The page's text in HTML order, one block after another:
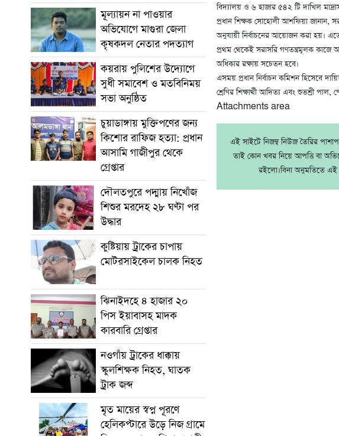
মূল্যায়ন না পাওয়ার
অভিযোগে মাগুরা জেলা
কৃষকদল নেতার পদত্যাগ
কয়রায় পুলিশের উদ্যোগে
সুধী সমাবেশ ও মতবিনিময়
সভা অনুষ্ঠিত
চুয়াডাঙ্গায় মুক্তিপণের জন্য
কিশোর রাফিজ হত্যা: প্রধান
আসামি গাজীপুর থেকে
গ্রেপ্তার
দৌলতপুরে পদ্মায় নিখোঁজ
শিশুর মরদেহ ২৮ ঘণ্টা পর
উদ্ধার
কুষ্টিয়ায় ট্রাকের চাপায়
মোটরসাইকেল চালক নিহত
ঝিনাইদহে ৪ হাজার ২০
পিস ইয়াবাসহ মাদক
কারবারি গ্রেপ্তার
নওগাঁয় ট্রাকের ধাক্কায়
স্কুলশিক্ষক নিহত, ঘাতক
ট্রাক জব্দ
মৃত মায়ের স্বপ্ন পূরণে
হেলিকপ্টারে উড়ে নিজ গ্রামে
বিদ্যালয় ও ৬ হাজার ৫৪২ টি দাখিল
প্রধান শিক্ষক সোহোলী আশফিয়া জানান,
অনুযায়ী নির্বাচনের আয়োজন করা হয়। এতে
প্রথম থেকেই সরাসরি গণতন্ত্রমূলক কাজে
অধিকার রক্ষায় সচেতন হবে।
এসময় প্রধান নির্বাচন কমিশন হিসেবে
শ্রেণির শিক্ষার্থী আদিত্য এবং শুভশ্রী পাল,
Attachments area
এই সাইটে নিজম্ব নিউজ তৈরির
তাই কোন খবর নিয়ে আপত্তি বা
রইলো।বিনা অনুমতিতে এই